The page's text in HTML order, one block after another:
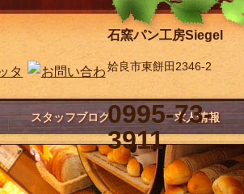
石窯パン工房Siegel
姶良市東餅田2346-2
0995-73-
3911
スタッフブログ 求人情報